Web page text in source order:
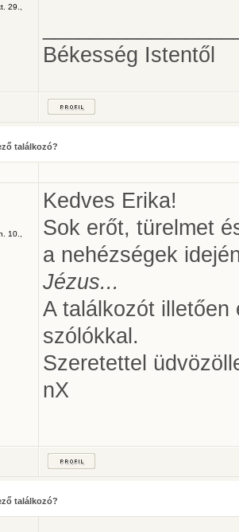
29.,
Békesség Istentől
találkozó?
10.,
Kedves Erika!
Sok erőt, türelmet
a nehézségek
Jézus...
A találkozót
szólókkal.
Szeretettel
nX
találkozó?